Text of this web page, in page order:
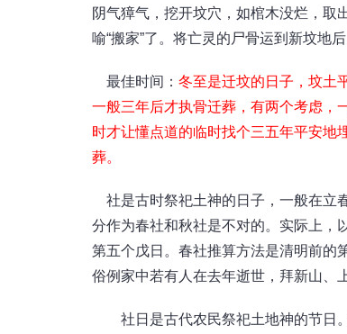
阴气獐气，挖开坟穴，如棺木没烂，取
喻“搬家”了。将亡灵的尸骨运到新坟地
最佳时间： 冬至是迁坟的日子，坟土
一般三年后才执骨迁葬，有两个考虑，
时才让懂点道的临时找个三五年平安地
葬。
社是古时祭祀土神的日子，一般在立
分作为春社和秋社是不对的。实际上，
第五个戊日。春社推算方法是清明前的
俗例家中若有人在去年逝世，拜新山、
社日是古代农民祭祀土地神的节日。